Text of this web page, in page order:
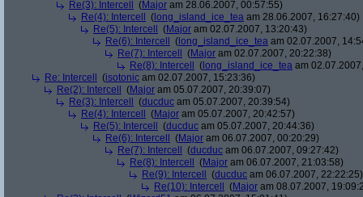
Re(3): Intercell
(Major am 28.06.2007, 00:57:55)
Re(4): Intercell
( long_island_ice_tea am 28.06.2007, 16:27:40)
Re(5): Intercell
(Major am 02.07.2007, 13:20:43)
Re(6): Intercell
( long_island_ice_tea am 02.07.2007,
Re(7): Intercell
(Major am 02.07.2007, 20:22:38)
Re(8): Intercell
( long_island_ice_tea am
Re: Intercell
(isotonic am 02.07.2007, 15:23:36)
Re(2): Intercell
(Major am 05.07.2007, 20:39:07)
Re(3): Intercell
(ducduc am 05.07.2007, 20:39:54)
Re(4): Intercell
(Major am 05.07.2007, 20:42:57)
Re(5): Intercell
(ducduc am 05.07.2007, 20:44:36)
Re(6): Intercell
(Major am 06.07.2007, 00:20:29)
Re(7): Intercell
(ducduc am 06.07.2007, 09:27:42)
Re(8): Intercell
(Major am 06.07.2007, 21:03:58)
Re(9): Intercell
(ducduc am 06.07.2007, 22:22:25)
Re(10): Intercell
(Major am 08.07.2007,